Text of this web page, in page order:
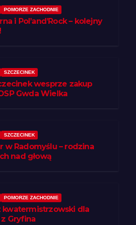
POMORZE ZACHODNIE
i Pol’and’Rock – kolejny
SZCZECINEK
wesprze zakup
Gwda Wielka
SZCZECINEK
w Radomyślu – rodzina
nad głową
POMORZE ZACHODNIE
kwatermistrzowski dla
Gryfina